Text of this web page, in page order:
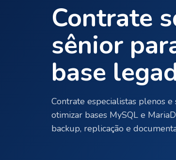
Contrate
sênior
base
Contrate especialistas plenos
otimizar bases MySQL e
backup, replicação e